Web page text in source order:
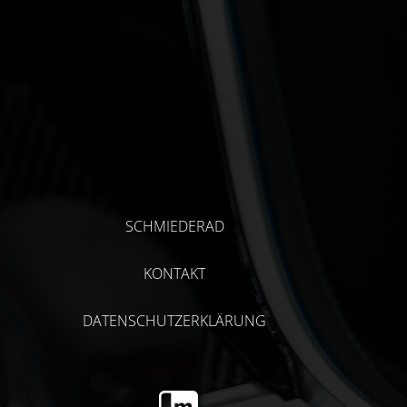
SCHMIEDERAD
KONTAKT
DATENSCHUTZERKLÄRUNG